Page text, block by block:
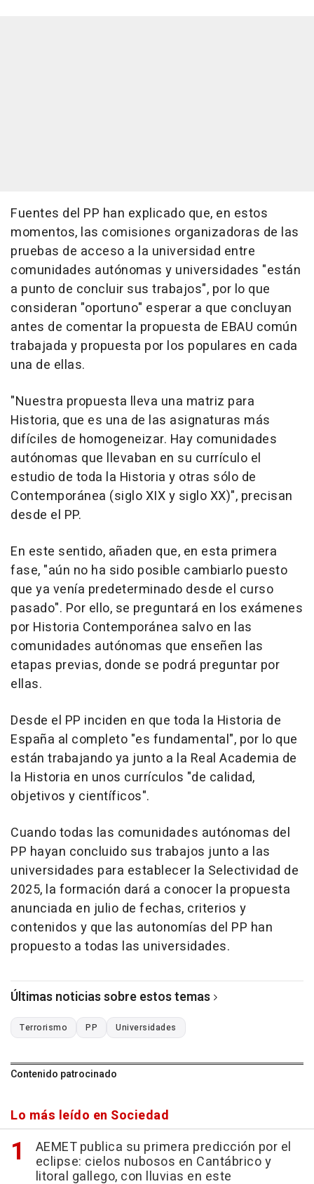
Fuentes del PP han explicado que, en estos
momentos, las comisiones organizadoras de las
pruebas de acceso a la universidad entre
comunidades autónomas y universidades "están
a punto de concluir sus trabajos", por lo que
consideran "oportuno" esperar a que concluyan
antes de comentar la propuesta de EBAU común
trabajada y propuesta por los populares en cada
una de ellas.
"Nuestra propuesta lleva una matriz para
Historia, que es una de las asignaturas más
difíciles de homogeneizar. Hay comunidades
autónomas que llevaban en su currículo el
estudio de toda la Historia y otras sólo de
Contemporánea (siglo XIX y siglo XX)", precisan
desde el PP.
En este sentido, añaden que, en esta primera
fase, "aún no ha sido posible cambiarlo puesto
que ya venía predeterminado desde el curso
pasado". Por ello, se preguntará en los exámenes
por Historia Contemporánea salvo en las
comunidades autónomas que enseñen las
etapas previas, donde se podrá preguntar por
ellas.
Desde el PP inciden en que toda la Historia de
España al completo "es fundamental", por lo que
están trabajando ya junto a la Real Academia de
la Historia en unos currículos "de calidad,
objetivos y científicos".
Cuando todas las comunidades autónomas del
PP hayan concluido sus trabajos junto a las
universidades para establecer la Selectividad de
2025, la formación dará a conocer la propuesta
anunciada en julio de fechas, criterios y
contenidos y que las autonomías del PP han
propuesto a todas las universidades.
Últimas noticias sobre estos temas
Terrorismo PP Universidades
Contenido patrocinado
Lo más leído en Sociedad
AEMET publica su primera predicción por el
eclipse: cielos nubosos en Cantábrico y
litoral gallego, con lluvias en este